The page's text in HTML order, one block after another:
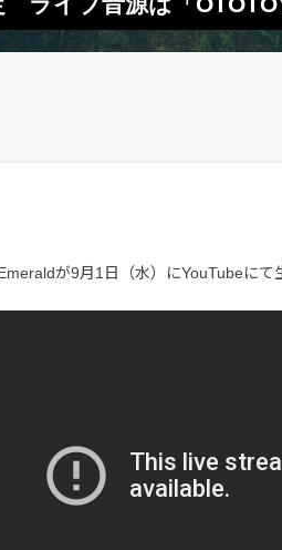
が9月1日（水）にYouTubeにて